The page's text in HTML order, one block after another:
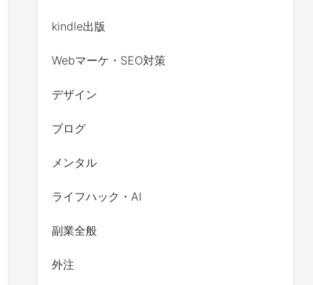
kindle出版
Webマーケ・SEO対策
デザイン
ブログ
メンタル
ライフハック・AI
副業全般
外注